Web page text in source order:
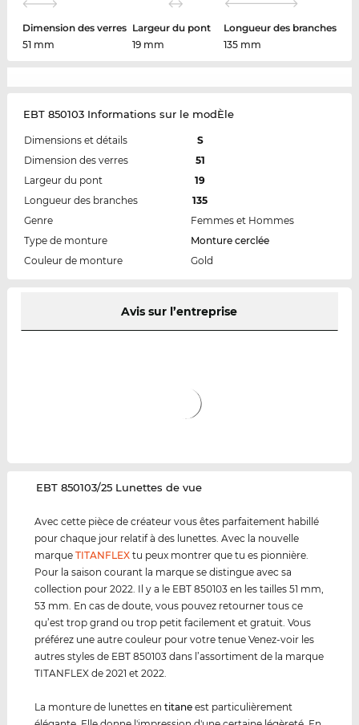
Dimension des verres
51 mm
Largeur du pont
19 mm
Longueur des branches
135 mm
EBT 850103 Informations sur le modÈle
Dimensions et détails
S
Dimension des verres
51
Largeur du pont
19
Longueur des branches
135
Genre
Femmes et Hommes
Type de monture
Monture cerclée
Couleur de monture
Gold
Avis sur l’entreprise
‌EBT 850103/25 Lunettes de vue
Avec cette pièce de créateur vous êtes parfaitement habillé
pour chaque jour relatif à des lunettes. Avec la nouvelle
marqueTITANFLEX tu peux montrer que tu es pionnière.
Pour la saison courant la marque se distingue avec sa
collection pour 2022. Il y a le EBT 850103 en les tailles 51 mm,
53 mm. En cas de doute, vous pouvez retourner tous ce
qu’est trop grand ou trop petit facilement et gratuit. Vous
préférez une autre couleur pour votre tenue Venez-voir les
autres styles de EBT 850103 dans l’assortiment de la marque
TITANFLEX de 2021 et 2022.
La monture de lunettes entitane est particulièrement